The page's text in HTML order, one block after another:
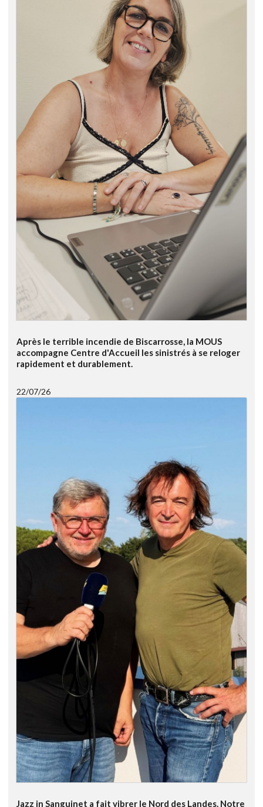
Après le terrible incendie de Biscarrosse, la MOUS
accompagne Centre d'Accueil les sinistrés à se reloger
rapidement et durablement.
22/07/26
Jazz in Sanguinet a fait vibrer le Nord des Landes. Notre